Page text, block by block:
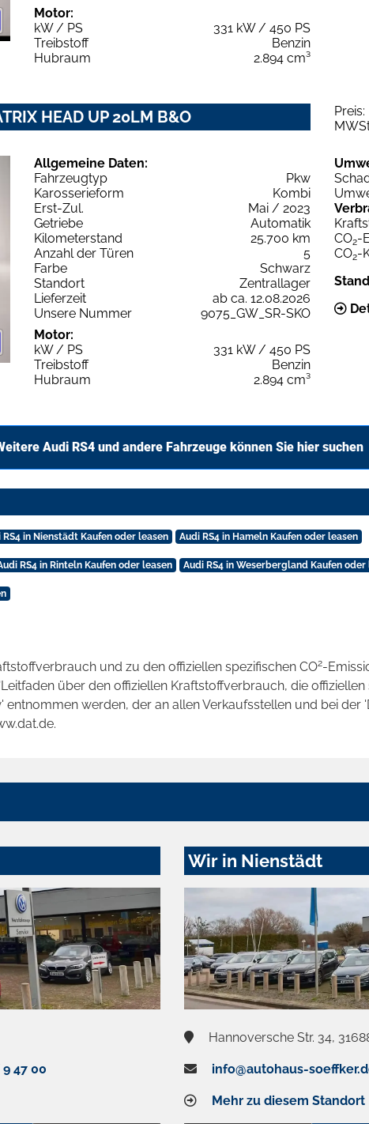
Motor:
kW / PS
331 kW / 450 PS
Treibstoff
Benzin
Hubraum
2.894 cm³
HEAD UP 20LM B&O Preis:
Allgemeine Daten:
Fahrzeugtyp
Pkw
Karosserieform
Kombi
Erst-Zul.
Mai / 2023
Getriebe
Automatik
Kilometerstand
25.700 km
Anzahl der Türen
5
Farbe
Schwarz
Standort
Zentrallager
Lieferzeit
ab ca. 12.08.2026
Unsere Nummer
9075_GW_SR-SKO
Motor:
kW / PS
331 kW / 450 PS
Treibstoff
Benzin
Hubraum
2.894 cm³
CO2-
CO2-
Audi RS4 und andere Fahrzeuge können Sie hier suchen
RS4 in Nienstädt Kaufen oder leasen Audi RS4 in Hameln Kaufen oder leasen
RS4 in Rinteln Kaufen oder leasen Audi RS4 in Weserbergland Kaufen oder
und zu den offiziellen spezifischen CO2-
über den offiziellen Kraftstoffverbrauch, die offiziellen
werden, der an allen Verkaufsstellen und bei der
47 00
Wir in Nienstädt
Hannoversche Str. 34,
info@autohaus-
Mehr zu diesem Standort